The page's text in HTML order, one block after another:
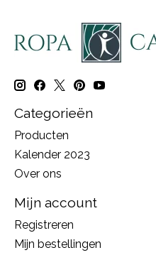
Categorieën
Producten
Kalender 2023
Over ons
Mijn account
Registreren
Mijn bestellingen